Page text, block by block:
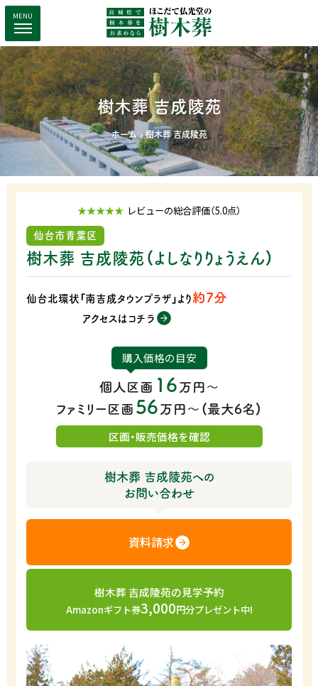
MENU
樹木葬 吉成陵苑
ホーム 樹木葬 吉成陵苑
★★★★★ レビューの総合評価（5.0点）
仙台市青葉区
樹木葬 吉成陵苑（よしなりりょうえん）
仙台北環状「南吉成タウンプラザ」より 約7分
アクセスはコチラ
購入価格の目安
個人区画 16 万円～
ファミリー区画 56 万円〜（最大6名）
区画・販売価格を確認
樹木葬 吉成陵苑への
お問い合わせ
資料請求
樹木葬 吉成陵苑の見学予約
Amazonギフト券3,000円分プレゼント中!